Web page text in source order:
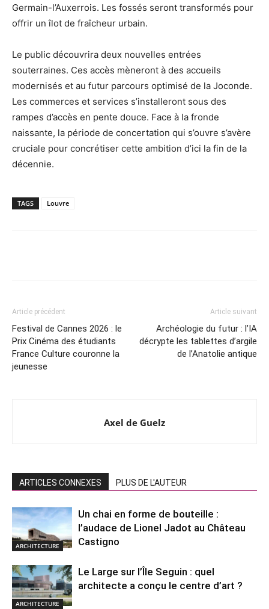
Germain-l’Auxerrois. Les fossés seront transformés pour
offrir un îlot de fraîcheur urbain.
Le public découvrira deux nouvelles entrées
souterraines. Ces accès mèneront à des accueils
modernisés et au futur parcours optimisé de la Joconde.
Les commerces et services s’installeront sous des
rampes d’accès en pente douce. Face à la fronde
naissante, la période de concertation qui s’ouvre s’avère
cruciale pour concrétiser cette ambition d’ici la fin de la
décennie.
TAGS Louvre
Article précédent
Festival de Cannes 2026 : le
Prix Cinéma des étudiants
France Culture couronne la
jeunesse
Article suivant
Archéologie du futur : l’IA
décrypte les tablettes d’argile
de l’Anatolie antique
Axel de Guelz
ARTICLES CONNEXES PLUS DE L'AUTEUR
ARCHITECTURE
Un chai en forme de bouteille :
l’audace de Lionel Jadot au Château
Castigno
ARCHITECTURE
Le Large sur l’Île Seguin : quel
architecte a conçu le centre d’art ?